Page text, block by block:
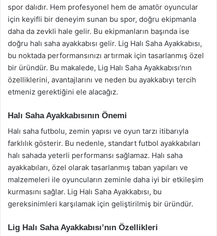
spor dalıdır. Hem profesyonel hem de amatör oyuncular
için keyifli bir deneyim sunan bu spor, doğru ekipmanla
daha da zevkli hale gelir. Bu ekipmanların başında ise
doğru halı saha ayakkabısı gelir. Lig Halı Saha Ayakkabısı,
bu noktada performansınızı artırmak için tasarlanmış özel
bir üründür. Bu makalede, Lig Halı Saha Ayakkabısı’nın
özelliklerini, avantajlarını ve neden bu ayakkabıyı tercih
etmeniz gerektiğini ele alacağız.
Halı Saha Ayakkabısının Önemi
Halı saha futbolu, zemin yapısı ve oyun tarzı itibarıyla
farklılık gösterir. Bu nedenle, standart futbol ayakkabıları
halı sahada yeterli performansı sağlamaz. Halı saha
ayakkabıları, özel olarak tasarlanmış taban yapıları ve
malzemeleri ile oyuncuların zeminle daha iyi bir etkileşim
kurmasını sağlar. Lig Halı Saha Ayakkabısı, bu
gereksinimleri karşılamak için geliştirilmiş bir üründür.
Lig Halı Saha Ayakkabısı’nın Özellikleri